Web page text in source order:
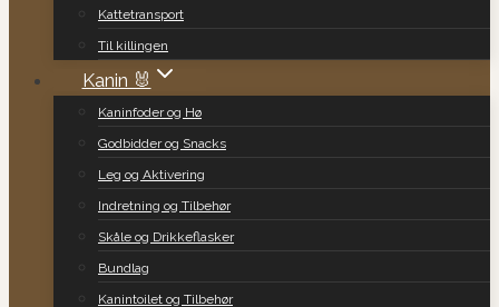
Kattetransport
Til killingen
Kanin 🐰
Kaninfoder og Hø
Godbidder og Snacks
Leg og Aktivering
Indretning og Tilbehør
Skåle og Drikkeflasker
Bundlag
Kanintoilet og Tilbehør